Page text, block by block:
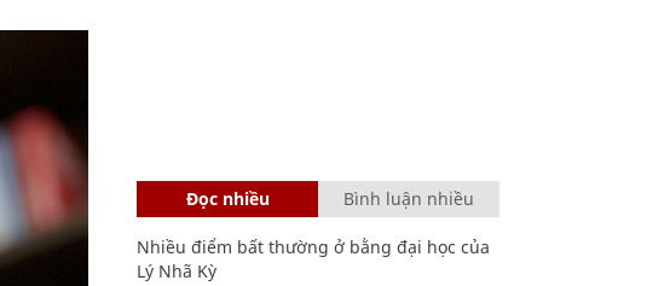
Đọc nhiều Bình luận nhiều
Nhiều điểm bất thường ở bằng đại học của
Lý Nhã Kỳ